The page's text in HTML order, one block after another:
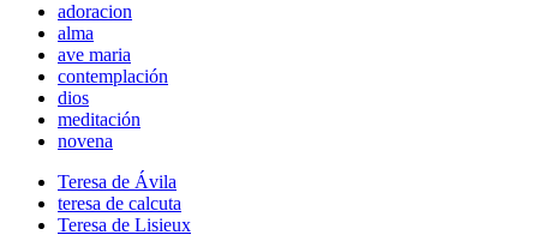
adoracion
alma
ave maria
contemplación
dios
meditación
novena
Teresa de Ávila
teresa de calcuta
Teresa de Lisieux